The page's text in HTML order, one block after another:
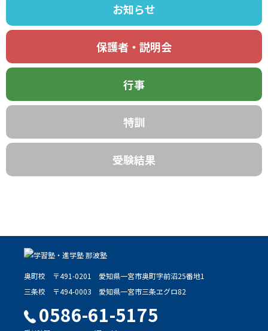
お知らせ
保護者・説明会
行事
特訓
受験結果
奥町校 〒491-0201 愛知県一宮市奥町字前沼25番地1
三条校
〒494-0003 愛知県一宮市三条ヱグロ82
0586-61-5175